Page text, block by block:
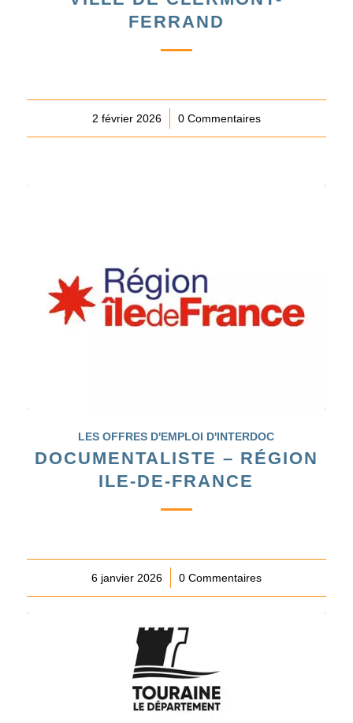
FERRAND
2 février 2026
/ 0 Commentaires
LES OFFRES D'EMPLOI D'INTERDOC
DOCUMENTALISTE – RÉGION
ILE-DE-FRANCE
6 janvier 2026
/ 0 Commentaires